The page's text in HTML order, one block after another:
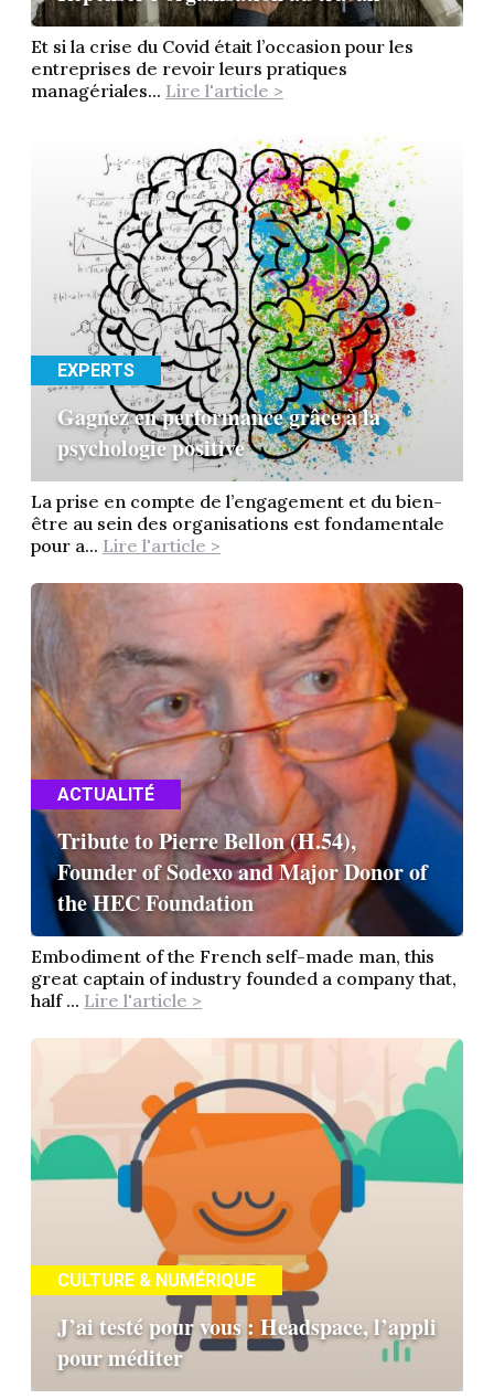
Et si la crise du Covid était l’occasion pour les
entreprises de revoir leurs pratiques
managériales... Lire l'article >
EXPERTS
Gagnez en performance grâce à la
psychologie positive
La prise en compte de l’engagement et du bien-
être au sein des organisations est fondamentale
pour a... Lire l'article >
ACTUALITÉ
Tribute to Pierre Bellon (H.54),
Founder of Sodexo and Major Donor of
the HEC Foundation
Embodiment of the French self-made man, this
great captain of industry founded a company that,
half ... Lire l'article >
CULTURE & NUMÉRIQUE
J’ai testé pour vous : Headspace, l’appli
pour méditer